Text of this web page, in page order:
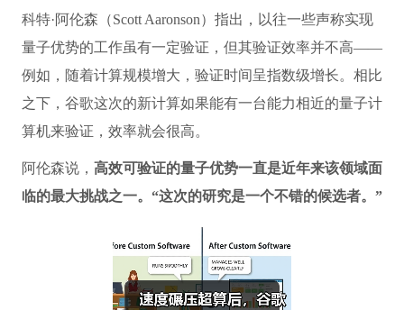
科特·阿伦森（Scott Aaronson）指出，以往一些声称实现
量子优势的工作虽有一定验证，但其验证效率并不高——
例如，随着计算规模增大，验证时间呈指数级增长。相比
之下，谷歌这次的新计算如果能有一台能力相近的量子计
算机来验证，效率就会很高。
阿伦森说， 高效可验证的量子优势一直是近年来该领域面
临的最大挑战之一。“这次的研究是一个不错的候选者。”